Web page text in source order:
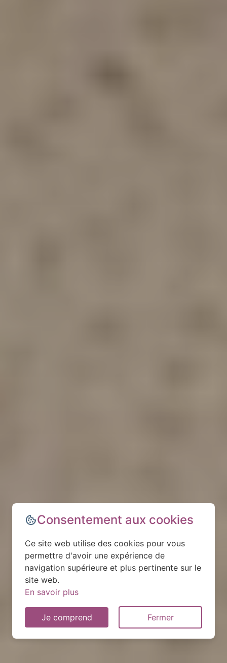
Consentement aux cookies
Ce site web utilise des cookies pour vous
permettre d'avoir une expérience de
navigation supérieure et plus pertinente sur le
site web.
En savoir plus
Je comprend Fermer